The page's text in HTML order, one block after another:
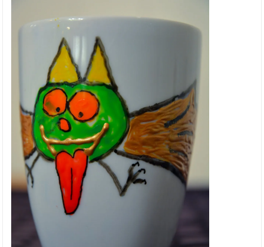
Fargede påskeegg
Tredekor blomster
Tørkede blomster
Snart Valentines Day
DIY speil
NYE MATHIA STEMPLER
Slik lager du nisselykt
Slik lager du nissepynt til jul
Slik lager du julekuppel med nisser
Julekalender inspirasjon
Gøy med mosegummi